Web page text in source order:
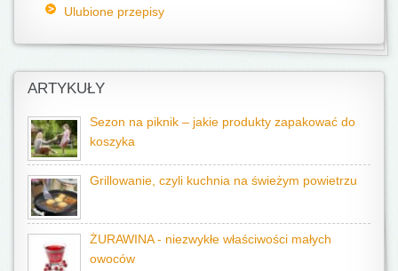
Ulubione przepisy
ARTYKUŁY
Sezon na piknik – jakie produkty zapakować do
koszyka
Grillowanie, czyli kuchnia na świeżym powietrzu
ŻURAWINA - niezwykłe właściwości małych
owoców